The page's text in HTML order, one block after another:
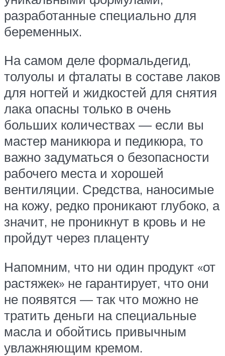
разработанные специально для
беременных.
На самом деле формальдегид,
толуолы и фталаты в составе лаков
для ногтей и жидкостей для снятия
лака опасны только в очень
больших количествах — если вы
мастер маникюра и педикюра, то
важно задуматься о безопасности
рабочего места и хорошей
вентиляции. Средства, наносимые
на кожу, редко проникают глубоко, а
значит, не проникнут в кровь и не
пройдут через плаценту
Напомним, что ни один продукт «от
растяжек» не гарантирует, что они
не появятся — так что можно не
тратить деньги на специальные
масла и обойтись привычным
увлажняющим кремом.